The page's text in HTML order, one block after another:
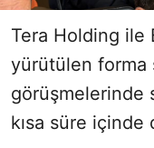
Tera Holding ile
yürütülen forma
görüşmelerinde
kısa süre içinde